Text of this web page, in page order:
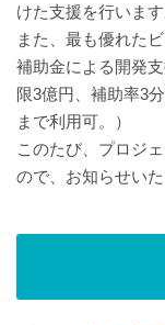
けた支援を行います
また、最も優れた
補助金による開発
限3億円、補助率3
まで利用可。）
このたび、プロジ
ので、お知らせいた